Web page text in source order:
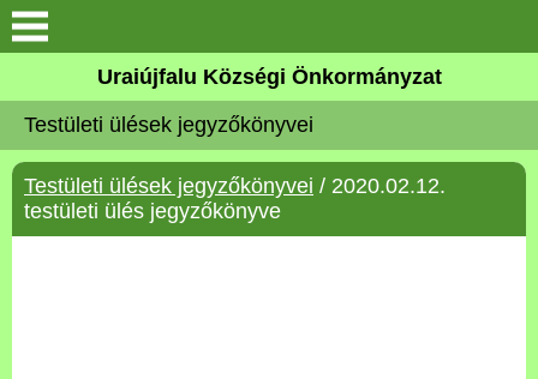
Köszöntő
Elérhetőségek
Uraiújfalu
Uraiújfalu Községi Önkormányzat
Testületi ülések jegyzőkönyvei
Testületi ülések jegyzőkönyvei / 2020.02.12.
testületi ülés jegyzőkönyve